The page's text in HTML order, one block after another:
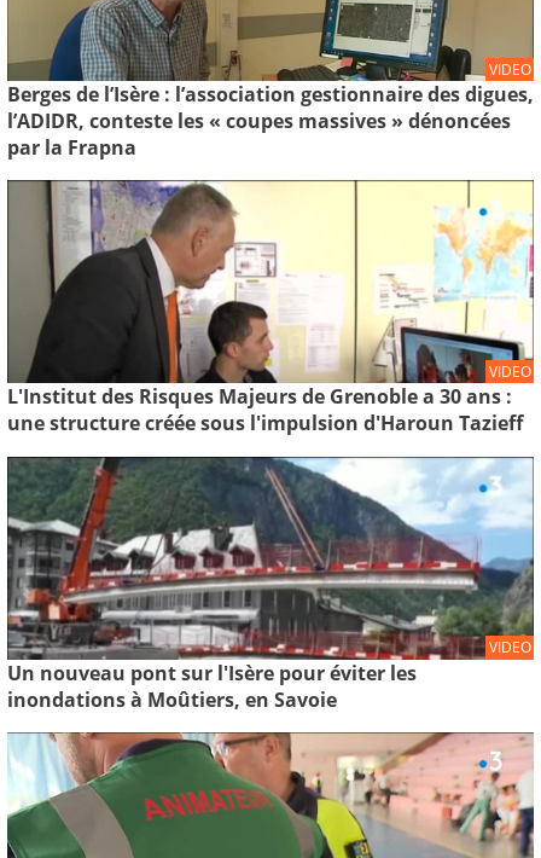
VIDEO
Berges de l’Isère : l’association gestionnaire des digues,
l’ADIDR, conteste les « coupes massives » dénoncées
par la Frapna
VIDEO
L'Institut des Risques Majeurs de Grenoble a 30 ans :
une structure créée sous l'impulsion d'Haroun Tazieff
VIDEO
Un nouveau pont sur l'Isère pour éviter les
inondations à Moûtiers, en Savoie